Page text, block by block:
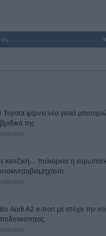
Toyota φέρνει νέα γενιά
της
08/2026
κινεζική… πολιορκία η
08/2026
Audi A2 e-tron με στόχο την
08/2026